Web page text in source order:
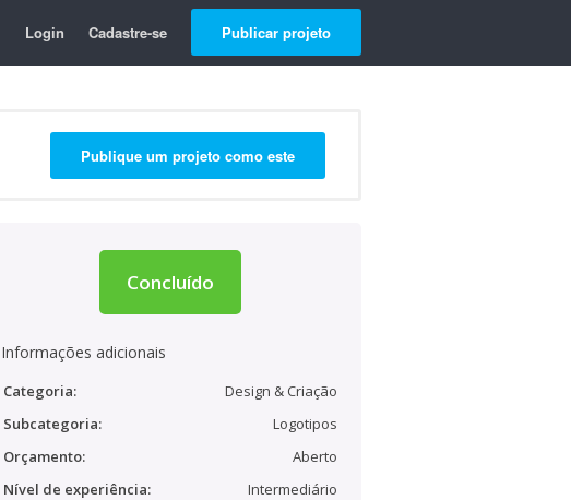
Login Cadastre-se Publicar projeto
Publique um projeto como este
Concluído
Informações adicionais
Categoria:
Design & Criação
Subcategoria:
Logotipos
Orçamento:
Aberto
Nível de experiência:
Intermediário